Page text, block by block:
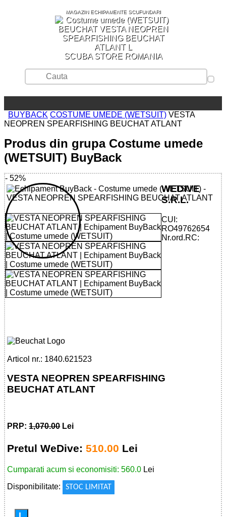
MAGAZIN ECHIPAMENTE SCUFUNDARI
SCUBA STORE ROMANIA
BUYBACK COSTUME UMEDE (WETSUIT) VESTA
NEOPREN SPEARFISHING BEUCHAT ATLANT
Produs din grupa Costume umede
(WETSUIT) BuyBack
- 52%
Articol nr.: 1840.621523
VESTA NEOPREN SPEARFISHING
BEUCHAT ATLANT
PRP:1,070.00Lei
Pretul WeDive:510.00 Lei
Cumparati acum si economisiti: 560.0 Lei
Disponibilitate:
STOC LIMITAT
WEDIVE
S.R.L.
CUI:
RO49762654
Nr.ord.RC: